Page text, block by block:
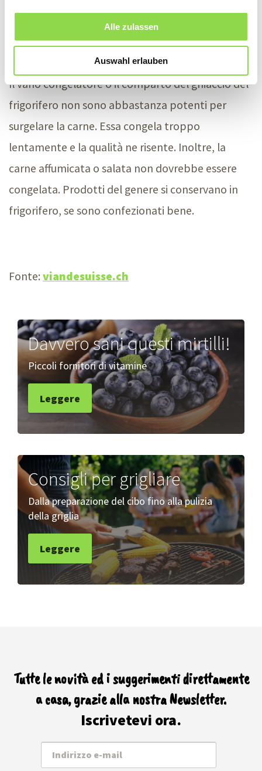
Alle zulassen
Auswahl erlauben
Non conservate troppo a lungo i cibi.
Meglio non così
Il vano congelatore o il comparto del ghiaccio del
frigorifero non sono abbastanza potenti per
surgelare la carne. Essa congela troppo
lentamente e la qualità ne risente. Inoltre, la
carne affumicata o salata non dovrebbe essere
congelata. Prodotti del genere si conservano in
frigorifero, se sono confezionati bene.
Fonte: viandesuisse.ch
Davvero sani questi mirtilli!
Piccoli fornitori di vitamine
Leggere
Consigli per grigliare
Dalla preparazione del cibo fino alla pulizia
della griglia
Leggere
Tutte le novità ed i suggerimenti direttamente
a casa, grazie alla nostra Newsletter.
Iscrivetevi ora.